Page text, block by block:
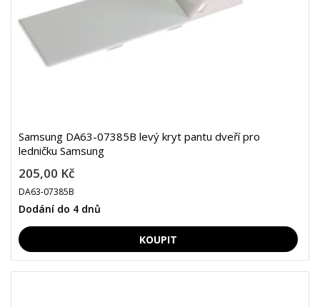
Samsung DA63-07385B levý kryt pantu dveří pro
ledničku Samsung
205,00 Kč
DA63-07385B
Dodání do 4 dnů